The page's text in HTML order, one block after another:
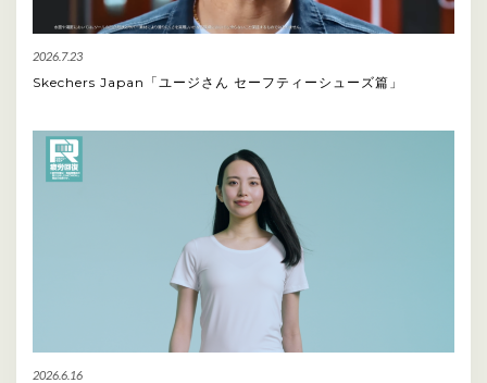
2026.7.23
Skechers Japan「ユージさん セーフティーシューズ篇」
2026.6.16